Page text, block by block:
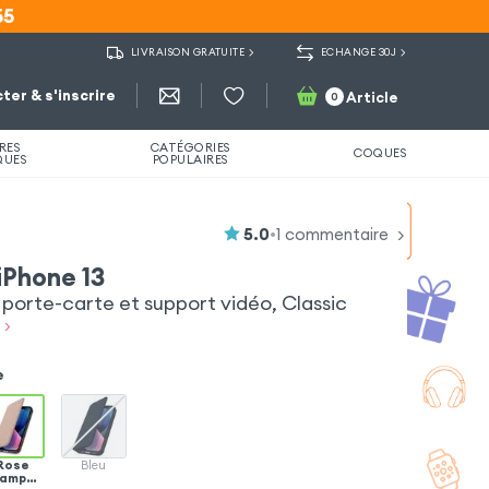
LIVRAISON GRATUITE ECHANGE 30J
& s'inscrire 0 Article
CATÉGORIES
POPULAIRES COQUES
5.0•1 commentaire
13
carte et support vidéo, Classic
Bleu